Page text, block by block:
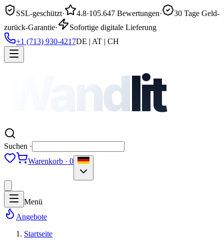
SSL-geschützt· 4.8·105.647 Bewertungen·
30 Tage Geld-
zurück-Garantie·
Sofortige digitale Lieferung
+1 (713) 930-4217DE | AT | CH
Wandlit
Suchen ·
Warenkorb · 0
Menü
Angebote
Startseite